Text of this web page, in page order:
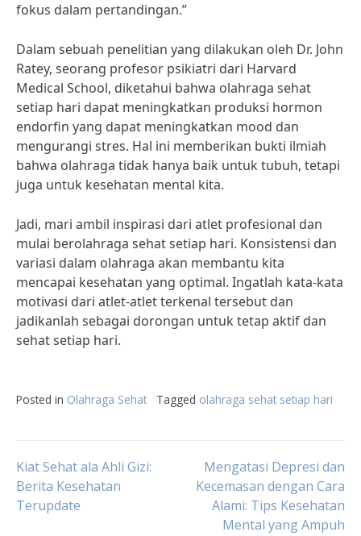
fokus dalam pertandingan.”
Dalam sebuah penelitian yang dilakukan oleh Dr. John
Ratey, seorang profesor psikiatri dari Harvard
Medical School, diketahui bahwa olahraga sehat
setiap hari dapat meningkatkan produksi hormon
endorfin yang dapat meningkatkan mood dan
mengurangi stres. Hal ini memberikan bukti ilmiah
bahwa olahraga tidak hanya baik untuk tubuh, tetapi
juga untuk kesehatan mental kita.
Jadi, mari ambil inspirasi dari atlet profesional dan
mulai berolahraga sehat setiap hari. Konsistensi dan
variasi dalam olahraga akan membantu kita
mencapai kesehatan yang optimal. Ingatlah kata-kata
motivasi dari atlet-atlet terkenal tersebut dan
jadikanlah sebagai dorongan untuk tetap aktif dan
sehat setiap hari.
Posted in Olahraga Sehat Tagged olahraga sehat setiap hari
Post
navigation
Kiat Sehat ala Ahli Gizi:
Berita Kesehatan
Terupdate
Mengatasi Depresi dan
Kecemasan dengan Cara
Alami: Tips Kesehatan
Mental yang Ampuh